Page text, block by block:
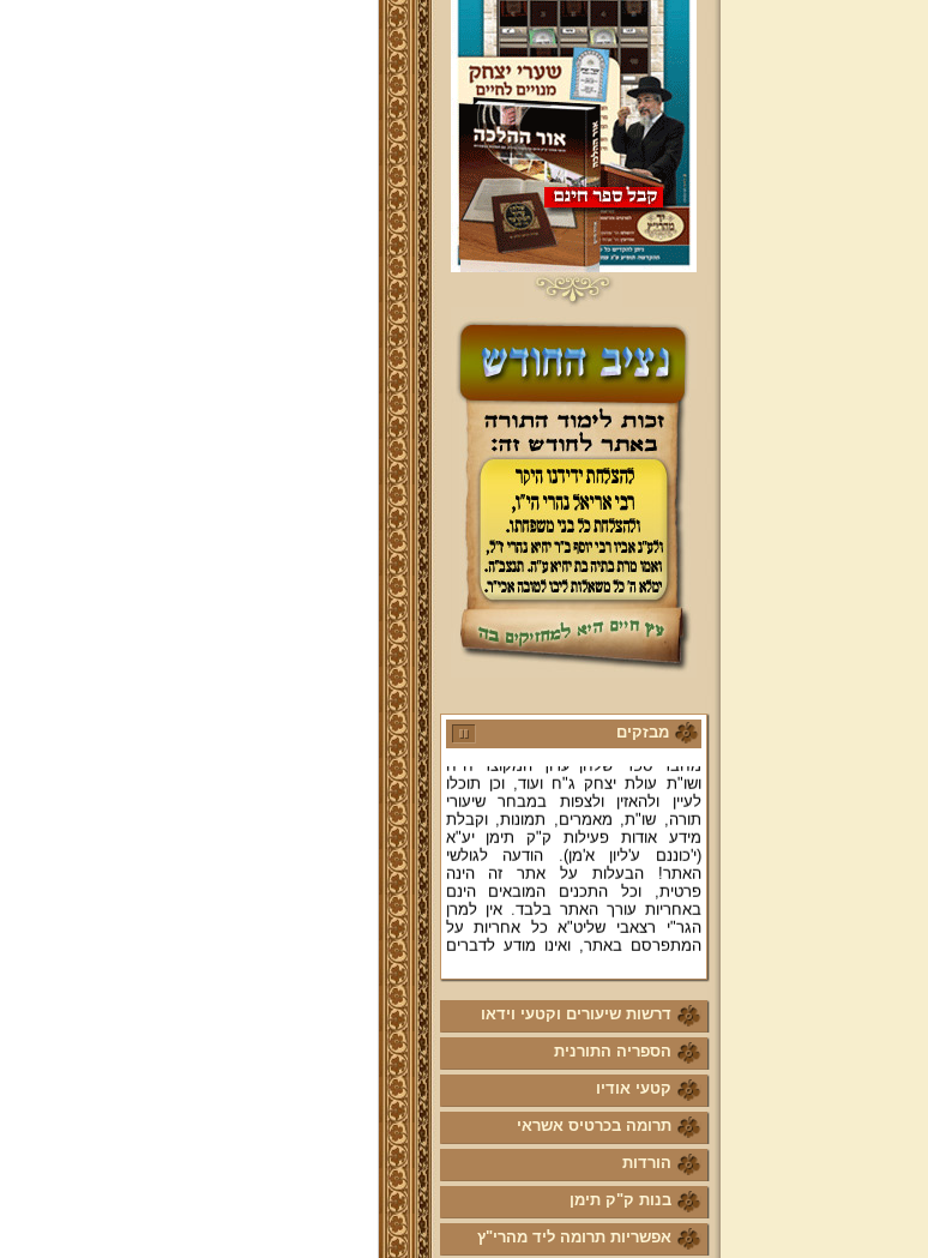
מבזקים
ברוכים הבאים לאתר מהרי"ץ
יד מהרי"ץ - פורטל תורני למורשת יהדות
תימן, האתר הרשמי להנצחת מורשתו
של גאון רבני תימן ותפארתם מהרי"ץ
והלכתיים רבים של מרן הגאון הרב יצחק
רצאבי שליט"א - פוסק עדת תימן,
מחבר ספרי שלחן ערוך המקוצר ח"ח
ושו"ת עולת יצחק ג"ח ועוד, וכן תוכלו
לעיין ולהאזין ולצפות במבחר שיעורי
תורה, שו"ת, מאמרים, תמונות, וקבלת
מידע אודות פעילות ק"ק תימן יע"א
(י'כוננם ע'ליון א'מן). הודעה לגולשי
האתר! הבעלות על אתר זה הינה
פרטית, וכל התכנים המובאים הינם
באחריות עורך האתר בלבד. אין למרן
הגר"י רצאבי שליט"א כל אחריות על
המתפרסם באתר, ואינו מודע לדברים
המפורסמים בו.
קווים לדמותו של מהרי"ץ זצוק"ל
פניה נרגשת אל אחינו בני עדת תימן
יע"א די בכל אתר ואתר
טופס הוראת קבע
לוח לימוד "עמוד יומי" בספר הזוהר
הקדוש
קול קורא לעמוד על משמר מסורת
ק"ק תימן יע"א וחיזוקה
פרשת השבוע להאזנה מאת החזן
ה"ה יהודה דהרי הי"ו
דרשות שיעורים וקטעי וידאו
הספריה התורנית
קטעי אודיו
תרומה בכרטיס אשראי
הורדות
בנות ק"ק תימן
אפשריות תרומה ליד מהרי"ץ